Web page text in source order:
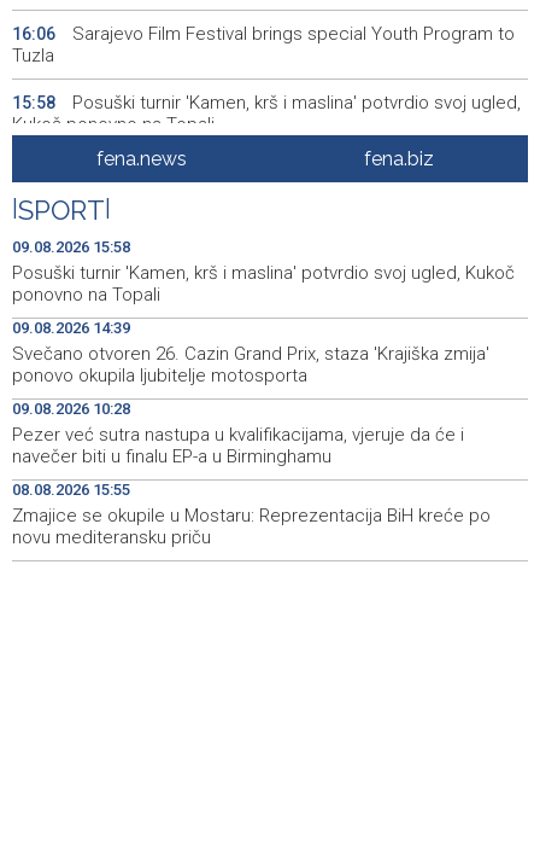
16:06
Sarajevo Film Festival brings special Youth Program to
Tuzla
15:58
Posuški turnir 'Kamen, krš i maslina' potvrdio svoj ugled,
Kukoč ponovno na Topali
Priopćenje za javnost HDZ 1990
14:53
Pentagon pozvao američke odbrambene firme da
ubrzaju proizvodnju oružja usred iscrpljenih zaliha
14:39
Svečano otvoren 26. Cazin Grand Prix, staza 'Krajiška
zmija' ponovo okupila ljubitelje motosporta
13:20
Mostar Jazz Fest 2026. od 23. do 25. kolovoza donosi
tri večeri vrhunske glazbe
12:21 Izraelske snage izvode nova rušenja u južnom Libanu
Mještani Kola prikupili 3.000 KM za 'Kuću nade' u
Mostaru
fena.news fena.biz
SPORT
09.08.2026 15:58
Posuški turnir 'Kamen, krš i maslina' potvrdio svoj ugled, Kukoč
ponovno na Topali
09.08.2026 14:39
Svečano otvoren 26. Cazin Grand Prix, staza 'Krajiška zmija'
ponovo okupila ljubitelje motosporta
09.08.2026 10:28
Pezer već sutra nastupa u kvalifikacijama, vjeruje da će i
navečer biti u finalu EP-a u Birminghamu
08.08.2026 15:55
Zmajice se okupile u Mostaru: Reprezentacija BiH kreće po
novu mediteransku priču